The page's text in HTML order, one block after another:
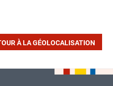
À LA GÉOLOCALISATION